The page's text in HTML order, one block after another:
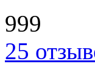
999
25